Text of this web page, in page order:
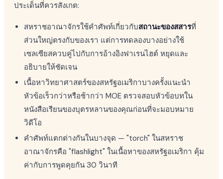
ประเด็นที่ควรสังเกต:
สหราชอาณาจักรใช้คำศัพท์เกี่ยวกับสถานะของสสารที่
ส่วนใหญ่ตรงกับของเรา แต่การทดลองบางอย่างใช้
เซลเซียสควบคู่ไปกับการอ้างอิงฟาเรนไฮต์ หยุดและ
อธิบายให้ชัดเจน
เนื้อหาวิทยาศาสตร์ของสหรัฐอเมริกาบางครั้งแนะนำ
หัวข้อเร็วกว่าหรือช้ากว่า MOE ตรวจสอบหัวข้อบทใน
หนังสือเรียนของบุตรหลานของคุณก่อนที่จะมอบหมาย
วิดีโอ
คำศัพท์แตกต่างกันในบางจุด — "torch" ในสหราช
อาณาจักรคือ "flashlight" ในเนื้อหาของสหรัฐอเมริกา คุ้ม
ค่ากับการพูดคุยกัน 30 วินาที